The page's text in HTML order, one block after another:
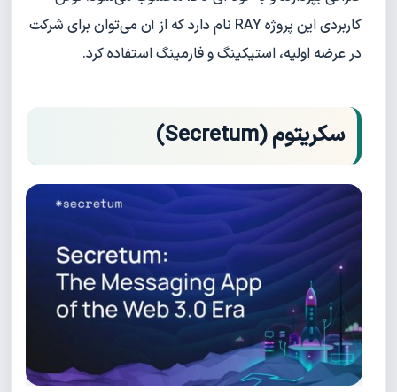
کاربردی این پروژه RAY نام دارد که از آن می‌توان برای شرکت
در عرضه اولیه، استیکینگ و فارمینگ استفاده کرد.
سکریتوم (Secretum)